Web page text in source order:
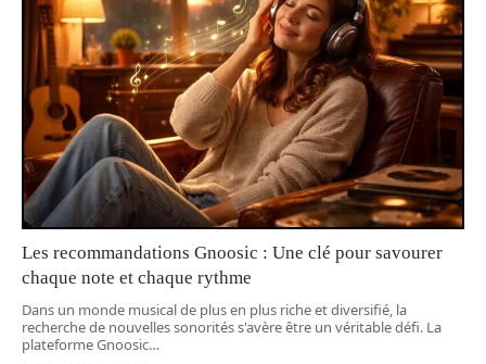
Les recommandations Gnoosic : Une clé pour savourer
chaque note et chaque rythme
Dans un monde musical de plus en plus riche et diversifié, la
recherche de nouvelles sonorités s'avère être un véritable défi. La
plateforme Gnoosic…